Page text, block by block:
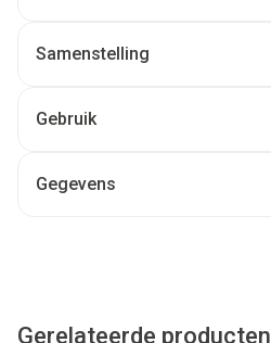
Samenstelling
Gebruik
Gegevens
Gerelateerde producten